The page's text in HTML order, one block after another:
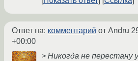
Ответ на: комментарий от Andru
+00:00
> Никогда не перестану